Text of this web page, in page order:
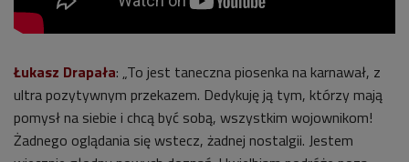
Łukasz Drapała: „To jest taneczna piosenka na karnawał, z
ultra pozytywnym przekazem. Dedykuję ją tym, którzy mają
pomysł na siebie i chcą być sobą, wszystkim wojownikom!
Żadnego oglądania się wstecz, żadnej nostalgii. Jestem